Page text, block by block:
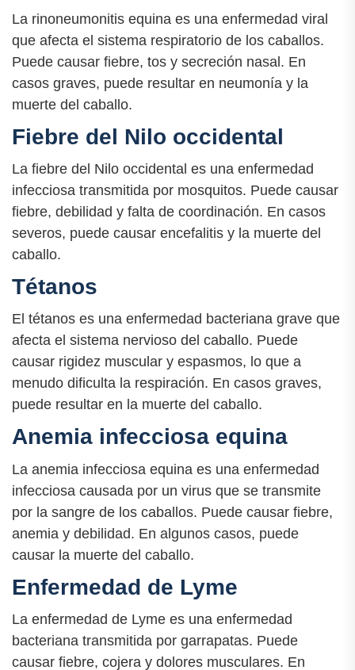
La rinoneumonitis equina es una enfermedad viral
que afecta el sistema respiratorio de los caballos.
Puede causar fiebre, tos y secreción nasal. En
casos graves, puede resultar en neumonía y la
muerte del caballo.
Fiebre del Nilo occidental
La fiebre del Nilo occidental es una enfermedad
infecciosa transmitida por mosquitos. Puede causar
fiebre, debilidad y falta de coordinación. En casos
severos, puede causar encefalitis y la muerte del
caballo.
Tétanos
El tétanos es una enfermedad bacteriana grave que
afecta el sistema nervioso del caballo. Puede
causar rigidez muscular y espasmos, lo que a
menudo dificulta la respiración. En casos graves,
puede resultar en la muerte del caballo.
Anemia infecciosa equina
La anemia infecciosa equina es una enfermedad
infecciosa causada por un virus que se transmite
por la sangre de los caballos. Puede causar fiebre,
anemia y debilidad. En algunos casos, puede
causar la muerte del caballo.
Enfermedad de Lyme
La enfermedad de Lyme es una enfermedad
bacteriana transmitida por garrapatas. Puede
causar fiebre, cojera y dolores musculares. En